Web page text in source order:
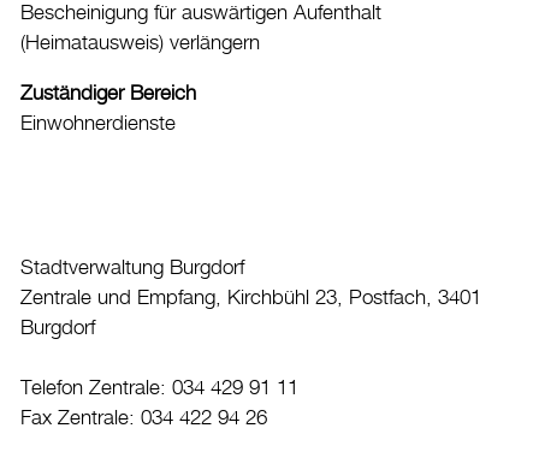
Jobs & Karriere
Wirtschaft
Home
Öffnungszeiten & Kontakt
Stadtplan
Bescheinigung für auswärtigen Aufenthalt
(Heimatausweis) verlängern
Zuständiger Bereich
Einwohnerdienste
Stadtverwaltung Burgdorf
Zentrale und Empfang, Kirchbühl 23, Postfach, 3401
Burgdorf
Telefon Zentrale: 034 429 91 11
Fax Zentrale: 034 422 94 26